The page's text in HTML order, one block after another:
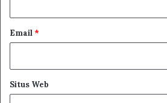
Email*
Situs Web